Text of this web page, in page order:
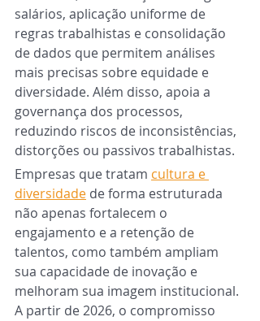
salários, aplicação uniforme de
regras trabalhistas e consolidação
de dados que permitem análises
mais precisas sobre equidade e
diversidade. Além disso, apoia a
governança dos processos,
reduzindo riscos de inconsistências,
distorções ou passivos trabalhistas.
Empresas que tratam cultura e
diversidade de forma estruturada
não apenas fortalecem o
engajamento e a retenção de
talentos, como também ampliam
sua capacidade de inovação e
melhoram sua imagem institucional.
A partir de 2026, o compromisso